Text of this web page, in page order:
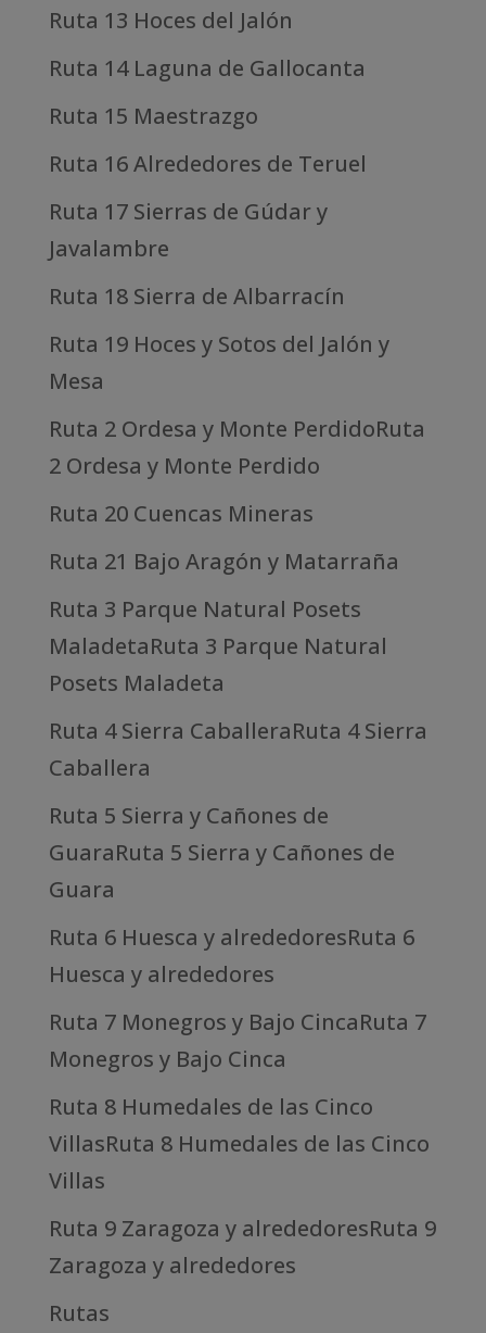
Ruta 13 Hoces del Jalón
Ruta 14 Laguna de Gallocanta
Ruta 15 Maestrazgo
Ruta 16 Alrededores de Teruel
Ruta 17 Sierras de Gúdar y
Javalambre
Ruta 18 Sierra de Albarracín
Ruta 19 Hoces y Sotos del Jalón y
Mesa
Ruta 2 Ordesa y Monte PerdidoRuta
2 Ordesa y Monte Perdido
Ruta 20 Cuencas Mineras
Ruta 21 Bajo Aragón y Matarraña
Ruta 3 Parque Natural Posets
MaladetaRuta 3 Parque Natural
Posets Maladeta
Ruta 4 Sierra CaballeraRuta 4 Sierra
Caballera
Ruta 5 Sierra y Cañones de
GuaraRuta 5 Sierra y Cañones de
Guara
Ruta 6 Huesca y alrededoresRuta 6
Huesca y alrededores
Ruta 7 Monegros y Bajo CincaRuta 7
Monegros y Bajo Cinca
Ruta 8 Humedales de las Cinco
VillasRuta 8 Humedales de las Cinco
Villas
Ruta 9 Zaragoza y alrededoresRuta 9
Zaragoza y alrededores
Rutas